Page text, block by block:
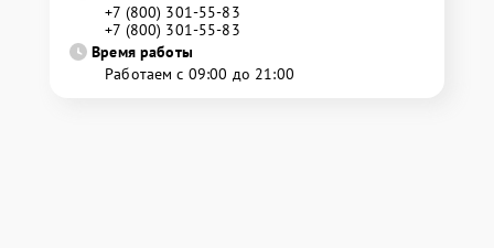
+7 (800) 301-55-83
+7 (800) 301-55-83
Время работы
Работаем с 09:00 до 21:00